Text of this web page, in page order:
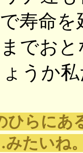
寿命を
でおと
ょうか
らにあ
たいね